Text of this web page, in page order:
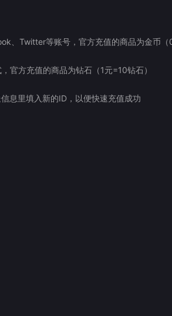
、Twitter等账号，官方充值的商品为金币
官方充值的商品为钻石（1元=10钻石）
息里填入新的ID，以便快速充值成功